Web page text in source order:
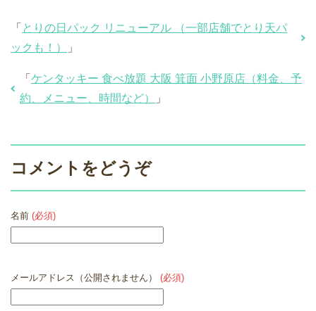
「 とりの日パック リニューアル （一部店舗でとり天パ
ックも！）
」
「 ケンタッキー 食べ放題 大阪 箕面 小野原店（料金、予
約、メニュー、時間など）
」
コメントをどうぞ
名前 (必須)
メールアドレス（公開されません） (必須)